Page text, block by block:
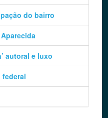
do bairro
autoral e luxo